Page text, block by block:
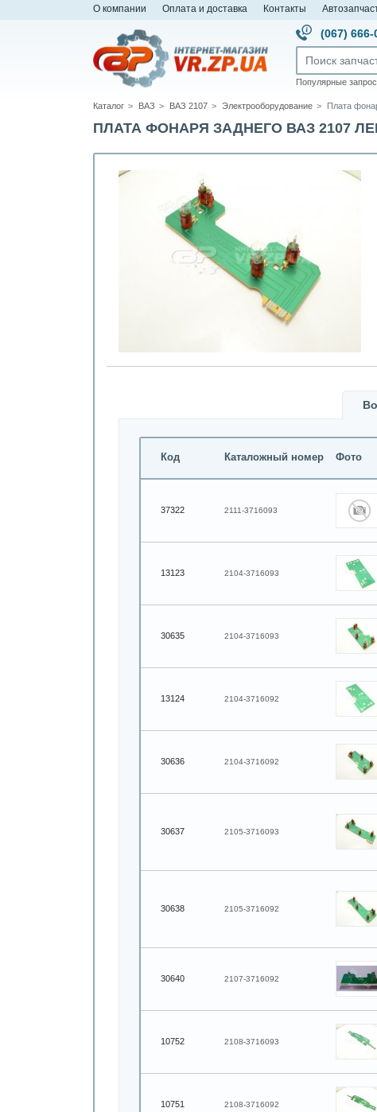
О компании Оплата и доставка Контакты
(067) 666-
Популярные
Каталог ВАЗ ВАЗ 2107 Электрооборудование Плата
ПЛАТА ФОНАРЯ ЗАДНЕГО ВАЗ 2107
Код Каталожный номер Фото
37322 2111-3716093
13123 2104-3716093
30635 2104-3716093
13124 2104-3716092
30636 2104-3716092
30637 2105-3716093
30638 2105-3716092
30640 2107-3716092
10752 2108-3716093
10751 2108-3716092